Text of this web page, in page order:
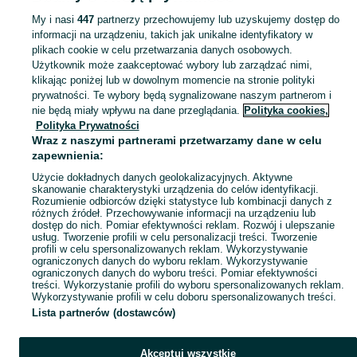
KATEGORIA
Skorzystaj z największego serwisu ogłoszeniowego - Socha Kolonia i okolice! Kupuj to, czego pragniesz i sprzedawaj to, czego już nie potrzebujesz! Zobacz
Mapa kategorii
Mapa miejscowości
Mapa ministron
Popularne wyszukiwania
My i nasi 447partnerzy przechowujemy lub uzyskujemy dostęp do
informacji na urządzeniu, takich jak unikalne identyfikatory w
plikach cookie w celu przetwarzania danych osobowych.
Użytkownik może zaakceptować wybory lub zarządzać nimi,
klikając poniżej lub w dowolnym momencie na stronie polityki
prywatności. Te wybory będą sygnalizowane naszym partnerom i
nie będą miały wpływu na dane przeglądania. Polityka cookies,
Polityka Prywatności
Wraz z naszymi partnerami przetwarzamy dane w celu
zapewnienia:
Użycie dokładnych danych geolokalizacyjnych. Aktywne
skanowanie charakterystyki urządzenia do celów identyfikacji.
Rozumienie odbiorców dzięki statystyce lub kombinacji danych z
różnych źródeł. Przechowywanie informacji na urządzeniu lub
dostęp do nich. Pomiar efektywności reklam. Rozwój i ulepszanie
usług. Tworzenie profili w celu personalizacji treści. Tworzenie
profili w celu spersonalizowanych reklam. Wykorzystywanie
ograniczonych danych do wyboru reklam. Wykorzystywanie
ograniczonych danych do wyboru treści. Pomiar efektywności
treści. Wykorzystanie profili do wyboru spersonalizowanych reklam.
Wykorzystywanie profili w celu doboru spersonalizowanych treści.
Lista partnerów (dostawców)
Akceptuj wszystkie